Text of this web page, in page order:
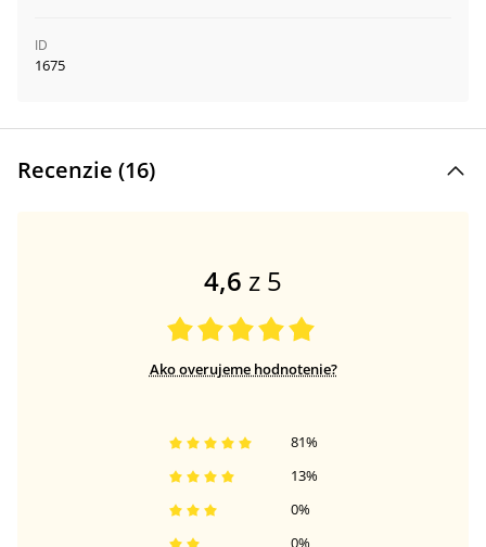
ID
1675
Recenzie (16)
4,6 z 5
Ako overujeme hodnotenie?
0%
0%
13%
81%